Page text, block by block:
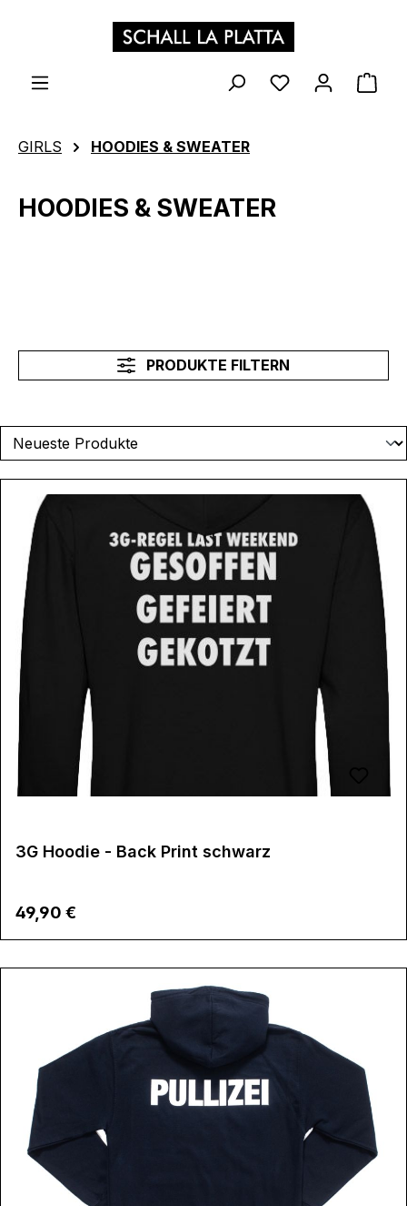
Zum Hauptinhalt springen
GIRLS HOODIES & SWEATER
HOODIES & SWEATER
PRODUKTE FILTERN
3G Hoodie - Back Print schwarz
Regulärer Preis:
49,90 €